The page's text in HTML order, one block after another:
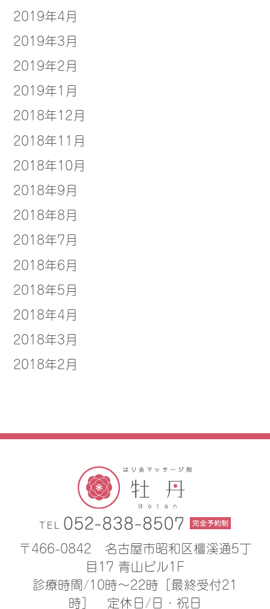
2019年4月
2019年3月
2019年2月
2019年1月
2018年12月
2018年11月
2018年10月
2018年9月
2018年8月
2018年7月
2018年6月
2018年5月
2018年4月
2018年3月
2018年2月
〒466-0842
名古屋市昭和区檀溪通5丁
目17 青山ビル1F
診療時間/10時〜22時［最終受付21
時］
定休日/日・祝日